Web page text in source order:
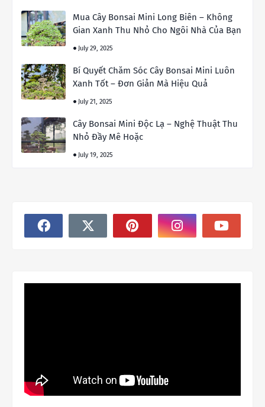
Mua Cây Bonsai Mini Long Biên – Không
Gian Xanh Thu Nhỏ Cho Ngôi Nhà Của Bạn
July 29, 2025
Bí Quyết Chăm Sóc Cây Bonsai Mini Luôn
Xanh Tốt – Đơn Giản Mà Hiệu Quả
July 21, 2025
Cây Bonsai Mini Độc Lạ – Nghệ Thuật Thu
Nhỏ Đầy Mê Hoặc
July 19, 2025